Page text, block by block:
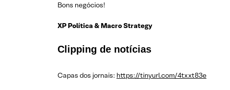
Bons negócios!
XP Política & Macro Strategy
Clipping de notícias
Capas dos jornais: https://tinyurl.com/4txxt83e